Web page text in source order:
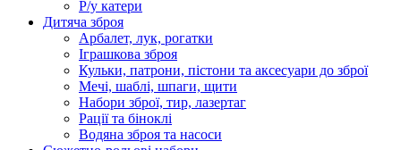
Р/у катери
Дитяча зброя
Арбалет, лук, рогатки
Іграшкова зброя
Кульки, патрони, пістони та аксесуари до зброї
Мечі, шаблі, шпаги, щити
Набори зброї, тир, лазертаг
Рації та біноклі
Водяна зброя та насоси